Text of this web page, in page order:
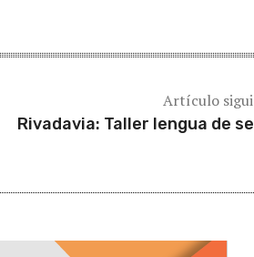
Artículo
Rivadavia: Taller lengua de